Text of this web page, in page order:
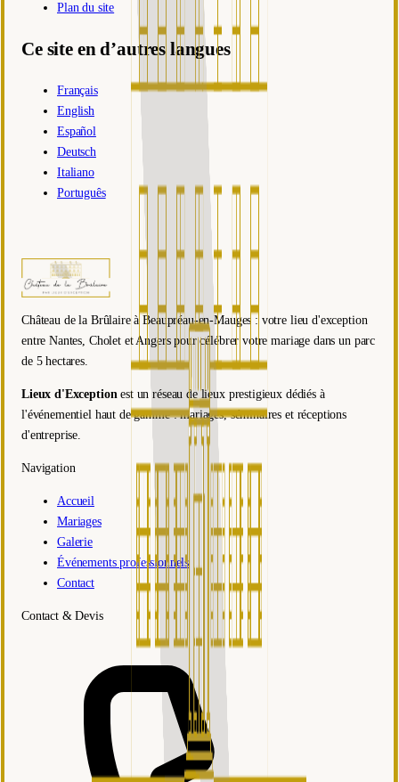
Plan du site
Ce site en d’autres langues
Français
English
Español
Deutsch
Italiano
Português
Château de la Brûlaire à Beaupréau-en-Mauges : votre lieu d'exception
entre Nantes, Cholet et Angers pour célébrer votre mariage dans un parc
de 5 hectares.
Lieux d'Exceptionest un réseau de lieux prestigieux dédiés à
l'événementiel haut de gamme : mariages, séminaires et réceptions
d'entreprise.
Navigation
Accueil
Mariages
Galerie
Événements professionnels
Contact
Contact & Devis